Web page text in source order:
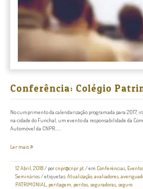
Conferência: Colégio
No cumprimento da calendarização programada para 2017,
na cidade do Funchal, um evento da responsabilidade da
Automóvel da CNPR......
Ler mais
12 Abril, 2018/ porcnpr@cnpr.pt/ em Conferências,
Seminários/ etiquetas:Atualização,avaliadores,
PATRIMONIAL, peritagem, peritos,seguradoras,seguro